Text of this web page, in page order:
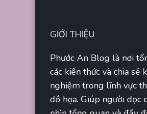
GIỚI THIỆU
Phước An Blog là nơi
các kiến thức và chia sẻ
nghiệm trong lĩnh vực
đồ họa. Giúp người đọc